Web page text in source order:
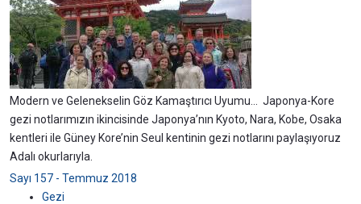
Modern ve Gelenekselin Göz Kamaştırıcı Uyumu... Japonya-Kore
gezi notlarımızın ikincisinde Japonya’nın Kyoto, Nara, Kobe, Osaka
kentleri ile Güney Kore’nin Seul kentinin gezi notlarını paylaşıyoruz
Adalı okurlarıyla.
Sayı 157 - Temmuz 2018
Gezi